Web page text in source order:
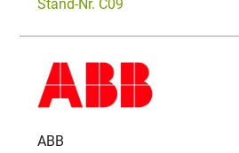
Stand-Nr. C09
ABB